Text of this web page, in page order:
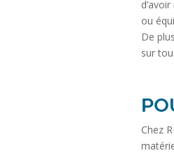
ou
De
sur
Chez